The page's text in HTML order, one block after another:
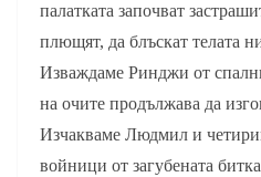
палатката започват
плющят, да блъскат телата
Изваждаме Ринджи от
на очите продължава да
Изчакваме Людмил и
войници от загубената